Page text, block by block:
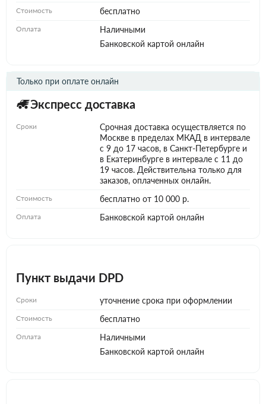
Стоимость бесплатно
Оплата
Наличными
Банковской картой онлайн
Экспресс доставка
Только при оплате онлайн
Сроки
Срочная доставка осуществляется по
Москве в пределах МКАД в интервале
с 9 до 17 часов, в Санкт-Петербурге и
в Екатеринбурге в интервале с 11 до
19 часов. Действительна только для
заказов, оплаченных онлайн.
Стоимость бесплатно от 10 000 р.
Оплата Банковской картой онлайн
Пункт выдачи DPD
Сроки уточнение срока при оформлении
Стоимость бесплатно
Оплата
Наличными
Банковской картой онлайн